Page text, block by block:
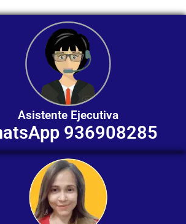
Asistente Ejecutiva
936908285